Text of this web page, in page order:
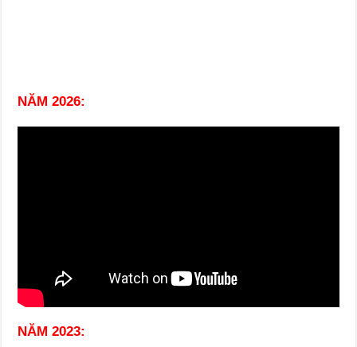
NĂM 2026:
NĂM 2023: